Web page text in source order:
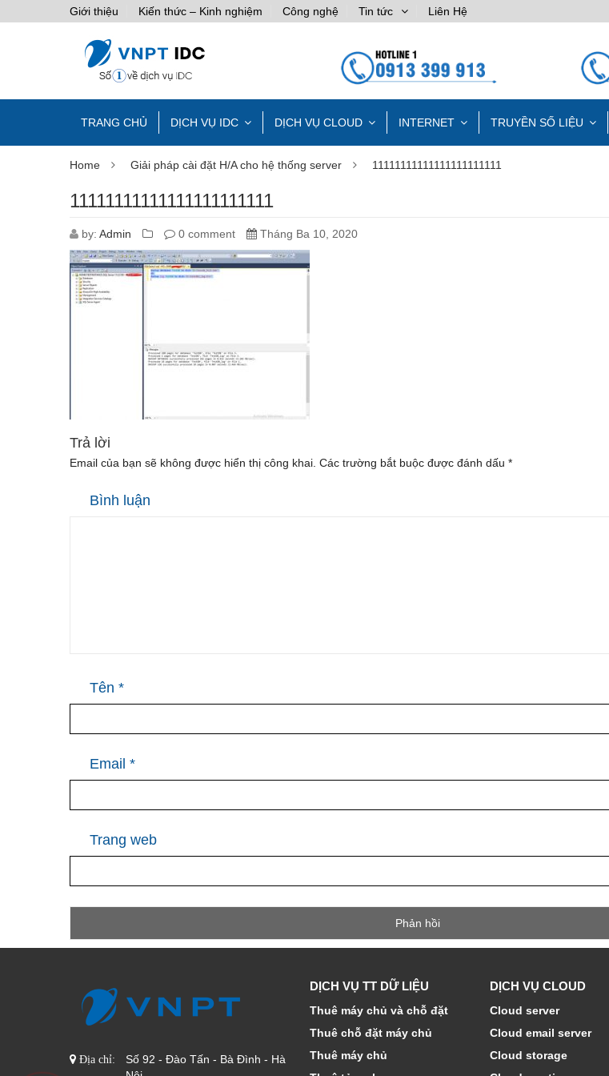
Giới thiệu Kiến thức – Kinh nghiệm Công nghệ Tin tức Liên Hệ
TRANG CHỦ DỊCH VỤ IDC DỊCH VỤ CLOUD INTERNET TRUYỀN SỐ LIỆU
Home Giải pháp cài đặt H/A cho hệ thống server 11111111111111111111111
11111111111111111111111
by: Admin 0 comment Tháng Ba 10, 2020
Trả lời
Email của bạn sẽ không được hiển thị công khai. Các trường bắt buộc được đánh dấu *
Bình luận
Tên *
Email *
Trang web
Địa chỉ:
Số 92 - Đào Tấn - Bà Đình - Hà
DỊCH VỤ TT DỮ LIỆU
Thuê máy chủ và chỗ đặt
Thuê chỗ đặt máy chủ
Thuê máy chủ
DỊCH VỤ CLOUD
Cloud server
Cloud email server
Cloud storage